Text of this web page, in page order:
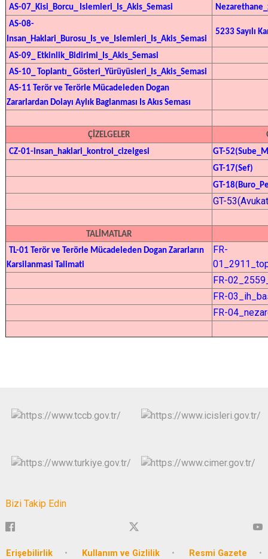
AS-07_Kisi_Borcu_ Islemleri_Is_Akis_Semasi
AS-08-
Insan_Haklari_Burosu_Is_ve_Islemleri_Is_Akis_Semasi
5233 Sayılı
AS-09_ Etkinlik_Bidirimi_Is_Akis_Semasi
AS-10_ Toplantı_ Gösteri_Yürüyüsleri_Is_Akis_Semasi
AS-11 Terör ve Terörle Mücadeleden Dogan
Zararlardan Dolayı Aylık Baglanması Is Akıs Seması
ÇİZELGELER
CZ-01-insan_haklari_kontrol_cizelgesi
GT-52(
GT-17(Sef)
GT-18(
GT-
TALİMATLAR
TL-01 Terör ve Terörle Mücadeleden Dogan Zararların
Karsilanmasi Talimati
FR-
FR-
FR-
FR-
Bizi Takip Edin
Erişebilirlik Kullanım ve Gizlilik Resmi Gazete